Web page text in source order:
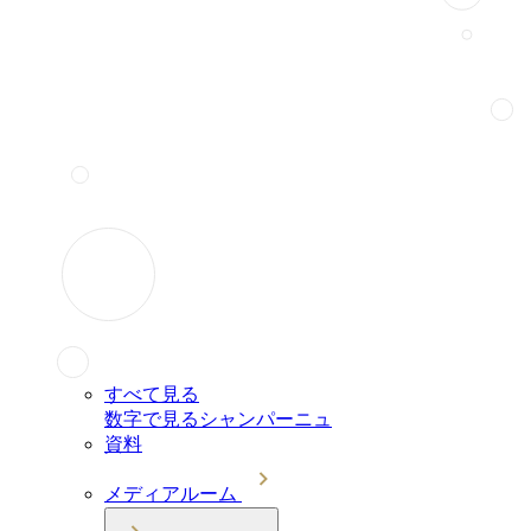
すべて見る
数字で見るシャンパーニュ
資料
メディアルーム